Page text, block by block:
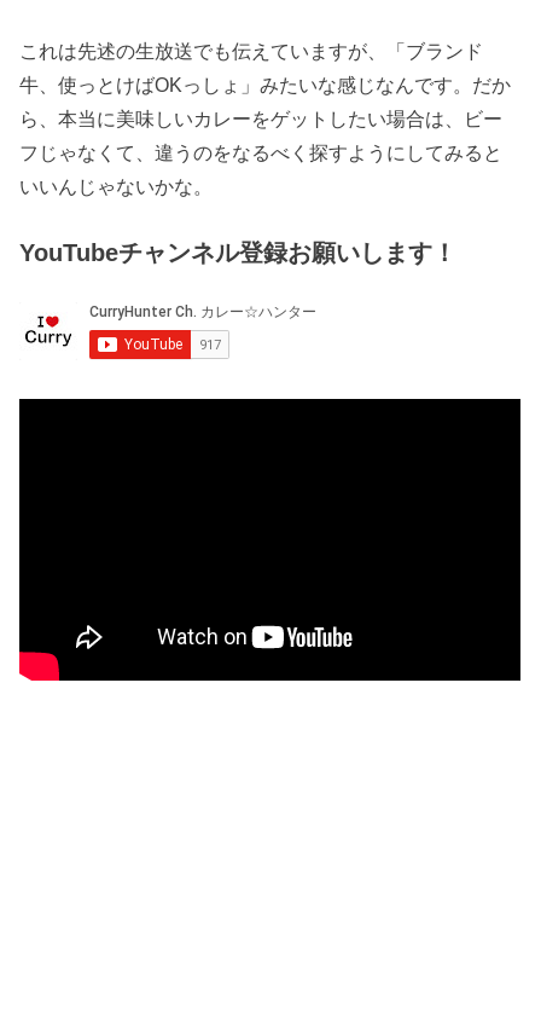
これは先述の生放送でも伝えていますが、「ブランド
牛、使っとけばOKっしょ」みたいな感じなんです。だか
ら、本当に美味しいカレーをゲットしたい場合は、ビー
フじゃなくて、違うのをなるべく探すようにしてみると
いいんじゃないかな。
YouTubeチャンネル登録お願いします！